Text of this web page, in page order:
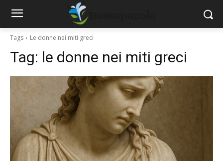
Tags Le donne nei miti greci
Tag: le donne nei miti greci